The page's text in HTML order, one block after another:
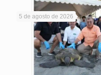
5 de agosto de 2026